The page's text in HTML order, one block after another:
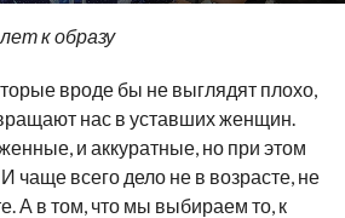
к образу
вроде бы не выглядят плохо,
нас в уставших женщин.
и аккуратные, но при этом
чаще всего дело не в возрасте, не
А в том, что мы выбираем то, к